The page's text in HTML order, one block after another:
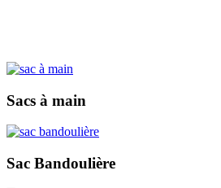
Sacs à main
Sac Bandoulière